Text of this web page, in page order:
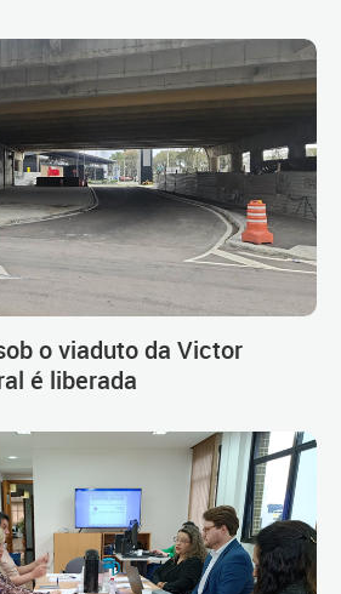
o viaduto da Victor
é liberada